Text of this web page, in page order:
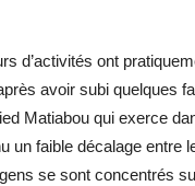
d’activités ont
avoir subi quelques
Matiabou qui exerce
un faible décalage entre
se sont concentrés